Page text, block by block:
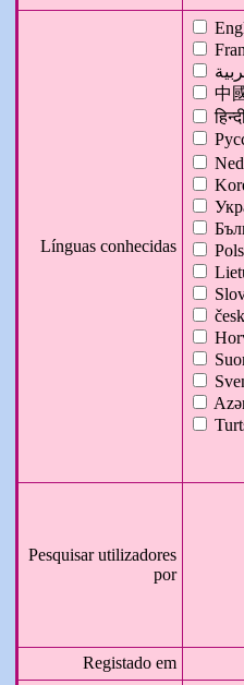
Línguas conhecidas
中
Pesquisar utilizadores
por
Registado em